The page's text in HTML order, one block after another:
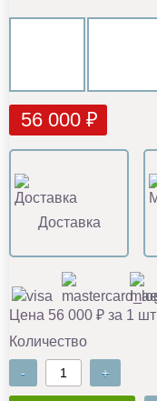
56 000 ₽
Доставка
Цена 56 000 ₽ за 1 шт
Количество
- +